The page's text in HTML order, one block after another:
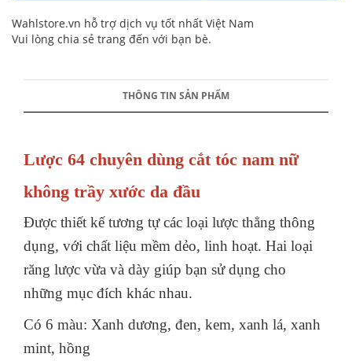
Wahlstore.vn hỗ trợ dịch vụ tốt nhất Việt Nam
Vui lòng chia sẻ trang đến với bạn bè.
THÔNG TIN SẢN PHẨM
Lược 64 chuyên dùng cắt tóc nam nữ
không trầy xước da đầu
Được thiết kế tương tự các loại lược thẳng thông
dụng, với chất liệu mềm dẻo, linh hoạt. Hai loại
răng lược vừa và dày giúp bạn sử dụng cho
những mục đích khác nhau.
Có 6 màu: Xanh dương, đen, kem, xanh lá, xanh
mint, hồng